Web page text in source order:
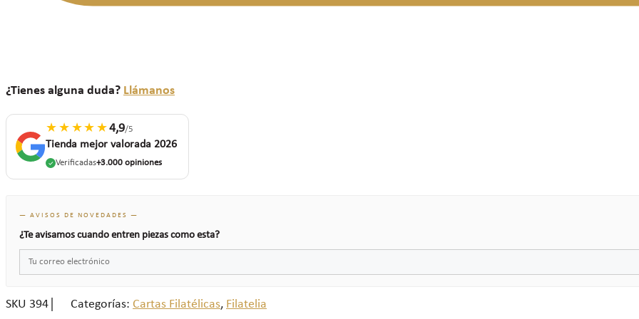
¿Tienes alguna duda? Llámanos
★★★★★4,9/5
Tienda mejor valorada 2026
Verificadas+3.000 opiniones
— AVISOS DE NOVEDADES —
¿Te avisamos cuando entren piezas como esta?
SKU 394 Categorías: Cartas Filatélicas, Filatelia